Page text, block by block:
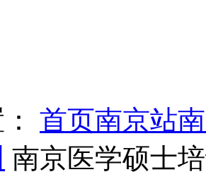
首页南京站
南京医学硕士